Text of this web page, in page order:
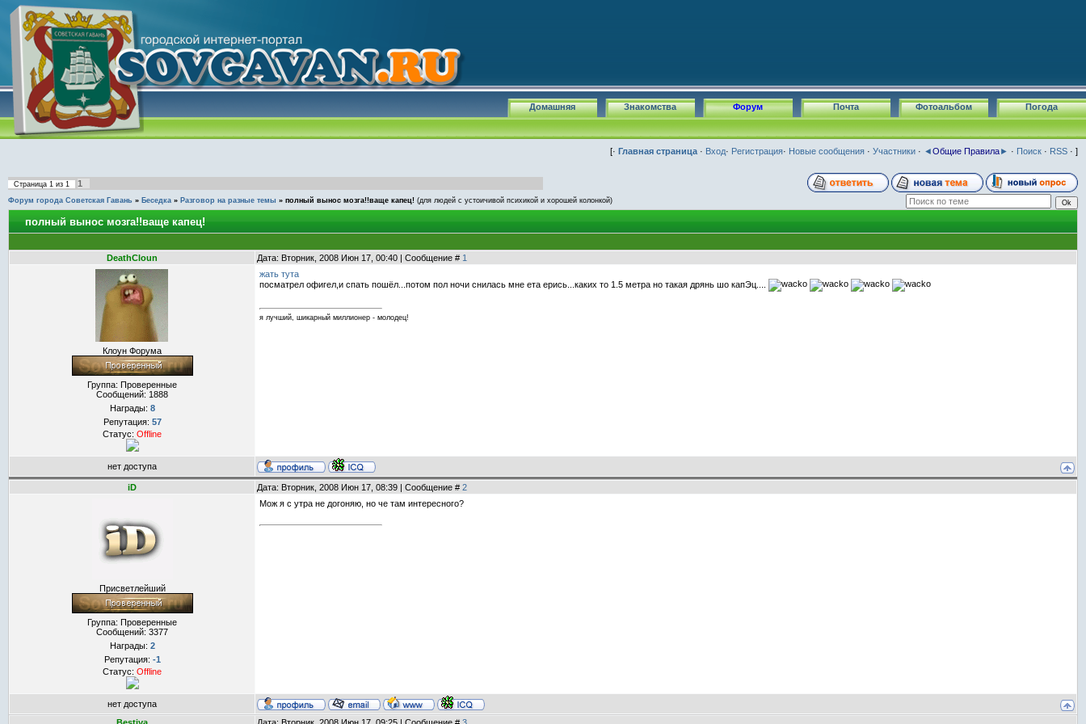
Погода
Фотоальбом
Почта
Форум
Знакомства
Домашняя
[· Главная страница · Вход· Регистрация· Новые сообщения · Участники · ◄Общие Правила► · Поиск · RSS · ]
Страница 1 из 1 1
Форум города Советская Гавань » Беседка » Разговор на разные темы » полный вынос мозга!!ваще капец! (для людей с устоичивой психикой и хорошей колонкой)
полный вынос мозга!!ваще капец!
DeathCloun Дата: Вторник, 2008 Июн 17, 00:40 | Сообщение # 1
Клоун Форума
Группа: Проверенные
Сообщений: 1888
Награды: 8
Репутация: 57
Статус: Offline
жать тута
посматрел офигел,и спать пошёл...потом пол ночи снилась мне ета ерись...каких то 1.5 метра но такая дрянь шо капЭц....
я лучший, шикарный миллионер - молодец!
нет доступа
iD Дата: Вторник, 2008 Июн 17, 08:39 | Сообщение # 2
Присветлейший
Группа: Проверенные
Сообщений: 3377
Награды: 2
Репутация: -1
Статус: Offline
Мож я с утра не догоняю, но че там интересного?
нет доступа